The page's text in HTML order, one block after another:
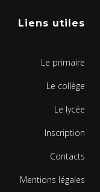
Liens utiles
Le primaire
Le collège
Le lycée
Inscription
Contacts
Mentions légales